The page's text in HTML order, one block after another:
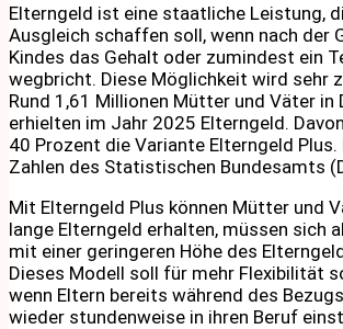
Elterngeld ist eine staatliche Leistung,
Ausgleich schaffen soll, wenn nach der
Kindes das Gehalt oder zumindest ein
wegbricht. Diese Möglichkeit wird sehr
Rund 1,61 Millionen Mütter und Väter in
erhielten im Jahr 2025 Elterngeld.
40 Prozent die Variante Elterngeld Plus.
Zahlen des Statistischen Bundesamts
Mit Elterngeld Plus können Mütter und
lange Elterngeld erhalten, müssen sich
mit einer geringeren Höhe des
Dieses Modell soll für mehr Flexibilität
wenn Eltern bereits während des
wieder stundenweise in ihren Beruf